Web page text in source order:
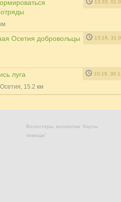
13:33,
Осетия добровольцы
13:16,
луга 10:19,
15.2 км
Волонтеры, коллектив "Карты
помощи"